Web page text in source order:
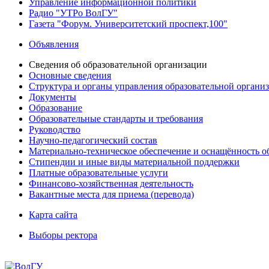
Управление информационной политики
Радио "УТРо ВолГУ"
Газета "Форум. Университетский проспект,100"
Объявления
Сведения об образовательной организации
Основные сведения
Структура и органы управления образовательной
Документы
Образование
Образовательные стандарты и требования
Руководство
Научно-педагогический состав
Материально-техническое обеспечение и оснащённость
Стипендии и иные виды материальной поддержки
Платные образовательные услуги
Финансово-хозяйственная деятельность
Вакантные места для приема (перевода)
Карта сайта
Выборы ректора